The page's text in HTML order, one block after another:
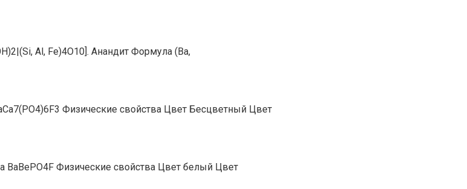
Al, Fe)4O10]. Анандит Формула (Ba,
Физические свойства Цвет Бесцветный Цвет
Физические свойства Цвет белый Цвет